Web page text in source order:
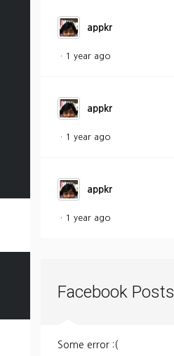
appkr
· 1 year ago
appkr
· 1 year ago
appkr
· 1 year ago
Facebook Posts
Some error :(